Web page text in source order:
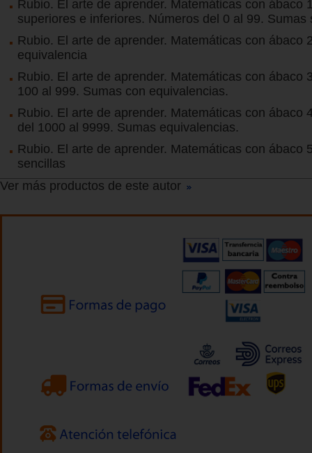
Rubio. El arte de aprender. Matemáticas con ábaco
superiores e inferiores. Números del 0 al 99. Sumas
Rubio. El arte de aprender. Matemáticas con ábaco
equivalencia
Rubio. El arte de aprender. Matemáticas con ábaco
100 al 999. Sumas con equivalencias.
Rubio. El arte de aprender. Matemáticas con ábaco
del 1000 al 9999. Sumas equivalencias.
Rubio. El arte de aprender. Matemáticas con ábaco
sencillas
Ver más productos de este autor